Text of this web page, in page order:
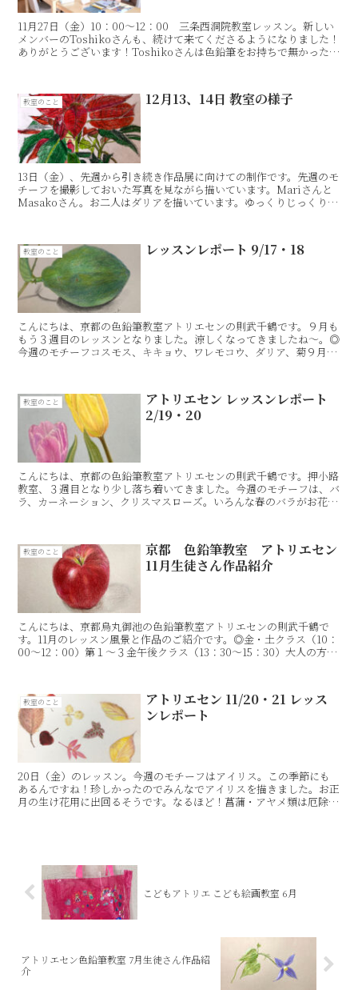
11月27日（金）10：00〜12：00 三条西洞院教室レッスン。新しい
メンバーのToshikoさんも、続けて来てくださるようになりました！
ありがとうございます！Toshikoさんは色鉛筆をお持ちで無かったの
教室のこと 12月13、14日 教室の様子
13日（金）、先週から引き続き作品展に向けての制作です。先週のモ
チーフを撮影しておいた写真を見ながら描いています。Mariさんと
Masakoさん。お二人はダリアを描いています。ゆっくりじっくり、
教室のこと レッスンレポート 9/17・18
こんにちは、京都の色鉛筆教室アトリエセンの則武千鶴です。９月も
もう３週目のレッスンとなりました。涼しくなってきましたね〜。◎
今週のモチーフコスモス、キキョウ、ワレモコウ、ダリア、菊９月17
教室のこと
アトリエセン レッスンレポート
2/19・20
こんにちは、京都の色鉛筆教室アトリエセンの則武千鶴です。押小路
教室、３週目となり少し落ち着いてきました。今週のモチーフは、バ
ラ、カーネーション、クリスマスローズ。いろんな春のバラがお花屋
教室のこと
京都 色鉛筆教室 アトリエセン
11月生徒さん作品紹介
こんにちは、京都烏丸御池の色鉛筆教室アトリエセンの則武千鶴で
す。11月のレッスン風景と作品のご紹介です。◎金・土クラス（10：
00〜12：00）第１〜３金午後クラス（13：30〜15：30）大人の方対
教室のこと
アトリエセン 11/20・21 レッス
ンレポート
20日（金）のレッスン。今週のモチーフはアイリス。この季節にも
あるんですね！珍しかったのでみんなでアイリスを描きました。お正
月の生け花用に出回るそうです。なるほど！菖蒲・アヤメ類は厄除け
こどもアトリエ こども絵画教室 6月
アトリエセン色鉛筆教室 7月生徒さん作品紹
介